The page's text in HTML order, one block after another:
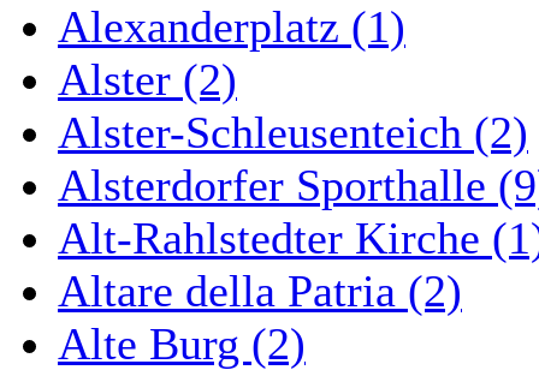
Alexanderplatz (1)
Alster (2)
Alster-Schleusenteich (2)
Alsterdorfer Sporthalle
Alt-Rahlstedter Kirche
Altare della Patria (2)
Alte Burg (2)